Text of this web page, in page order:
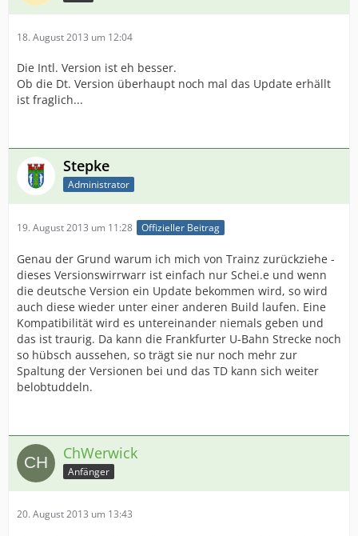
18. August 2013 um 12:04
Die Intl. Version ist eh besser.
Ob die Dt. Version überhaupt noch mal das Update erhällt
ist fraglich...
Stepke
Administrator
19. August 2013 um 11:28 Offizieller Beitrag
Genau der Grund warum ich mich von Trainz zurückziehe -
dieses Versionswirrwarr ist einfach nur Schei.e und wenn
die deutsche Version ein Update bekommen wird, so wird
auch diese wieder unter einer anderen Build laufen. Eine
Kompatibilität wird es untereinander niemals geben und
das ist traurig. Da kann die Frankfurter U-Bahn Strecke noch
so hübsch aussehen, so trägt sie nur noch mehr zur
Spaltung der Versionen bei und das TD kann sich weiter
belobtuddeln.
ChWerwick
Anfänger
20. August 2013 um 13:43